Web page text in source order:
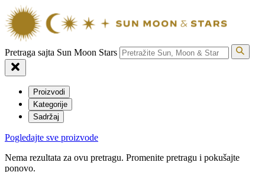
Pretraga sajta Sun Moon Stars
Proizvodi
Kategorije
Sadržaj
Pogledajte sve proizvode
Nema rezultata za ovu pretragu. Promenite pretragu i pokušajte
ponovo.